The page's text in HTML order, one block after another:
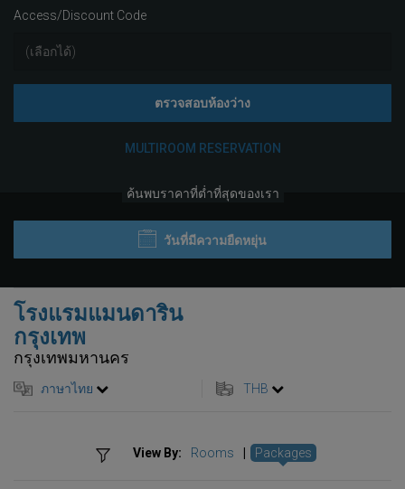
Access/Discount Code
ตรวจสอบห้องว่าง
MULTIROOM RESERVATION
ค้นพบราคาที่ต่ำที่สุดของเรา
วันที่มีความยืดหยุ่น
โรงแรมแมนดาริน
กรุงเทพ
กรุงเทพมหานคร
ภาษาไทย THB
View By: Rooms Packages